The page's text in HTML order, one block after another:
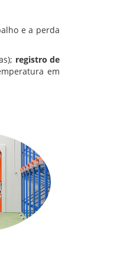
e a perda
registro de
em